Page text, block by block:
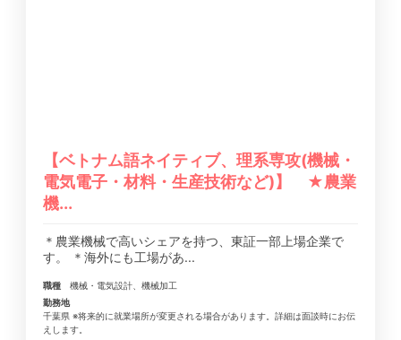
【ベトナム語ネイティブ、理系専攻(機械・
電気電子・材料・生産技術など)】 ★農業
機...
＊農業機械で高いシェアを持つ、東証一部上場企業で
す。 ＊海外にも工場があ...
職種
機械・電気設計、機械加工
勤務地
千葉県 ※将来的に就業場所が変更される場合があります。詳細は面談時にお伝
えします。